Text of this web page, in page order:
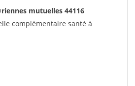
mutuelles 44116
complémentaire santé à